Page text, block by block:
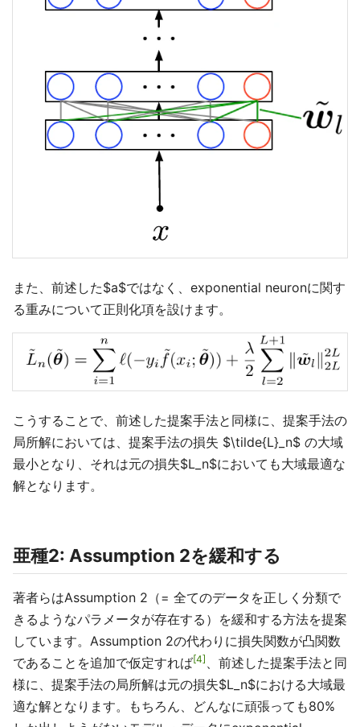
また、前述した$a$ではなく、exponential neuronに関す
る重みについて正則化項を設けます。
こうすることで、前述した提案手法と同様に、提案手法の
局所解においては、提案手法の損失 $\tilde{L}_n$ の大域
最小となり、それは元の損失$L_n$においても大域最適な
解となります。
亜種2: Assumption 2を緩和する
著者らはAssumption 2（= 全てのデータを正しく分類で
きるようなパラメータが存在する）を緩和する方法を提案
しています。Assumption 2の代わりに損失関数が凸関数
であることを追加で仮定すれば 4 、前述した提案手法と同
様に、提案手法の局所解は元の損失$L_n$における大域最
適な解となります。もちろん、どんなに頑張っても80%